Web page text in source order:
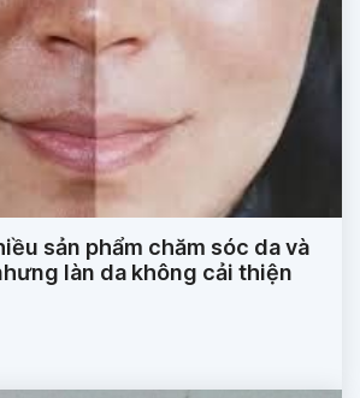
sản phẩm chăm sóc da và
làn da không cải thiện